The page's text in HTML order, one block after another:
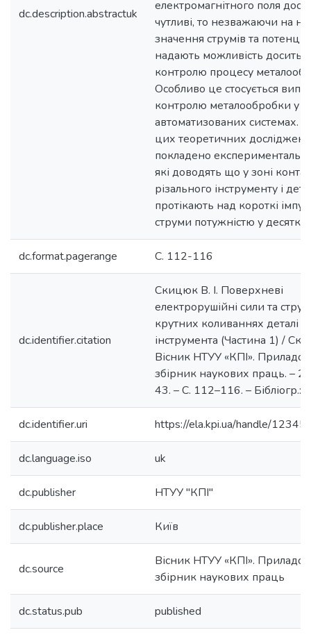
dc.description.abstractuk
електромагнітного поля
чутливі, то незважаючи на
значення струмів та
надають можливість досить
контролю процесу
Особливо це стосується
контролю металообробки у
автоматизованих системах. В
цих теоретичних досліджень
покладено
які доводять що у зоні
різального інструменту і
протікають над короткі
струми потужністю у
dc.format.pagerange С. 112-116
dc.identifier.citation
Скицюк В. І. Поверхневі
електрорушійні сили та
крутних коливаннях деталі та
інструмента (Частина 1) /
Вісник НТУУ «КПІ».
збірник наукових праць. –
43. – С. 112–116. – Бібліогр.:
dc.identifier.uri https://ela.kpi.ua/handle/
dc.language.iso uk
dc.publisher НТУУ "КПІ"
dc.publisher.place Київ
dc.source
Вісник НТУУ «КПІ».
збірник наукових праць
dc.status.pub published